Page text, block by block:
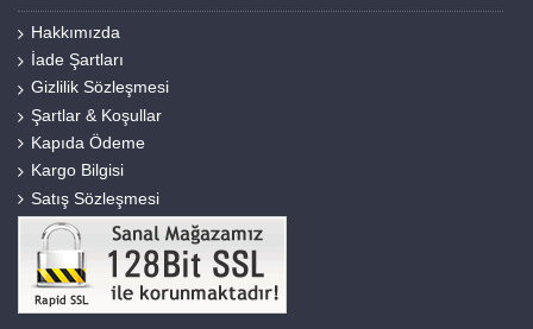
Hakkımızda
İade Şartları
Gizlilik Sözleşmesi
Şartlar & Koşullar
Kapıda Ödeme
Kargo Bilgisi
Satış Sözleşmesi